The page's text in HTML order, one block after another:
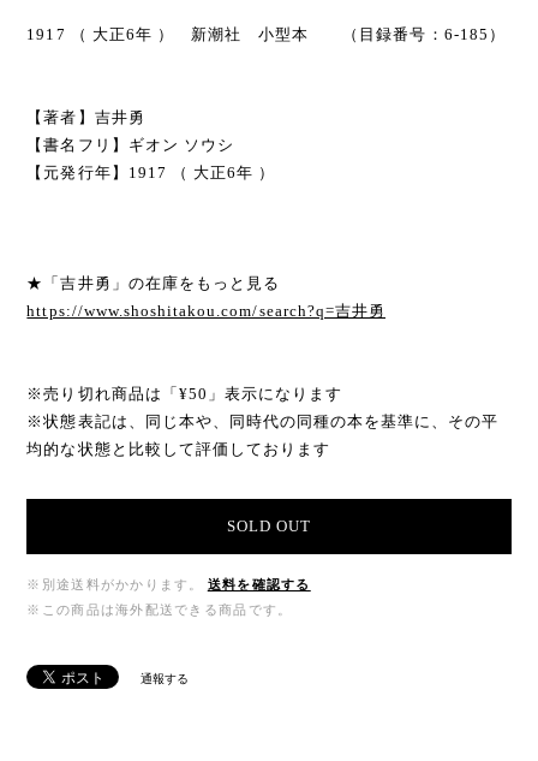
1917 （ 大正6年 ） 新潮社 小型本 （目録番号：6-185）
【著者】吉井勇
【書名フリ】ギオン ソウシ
【元発行年】1917 （ 大正6年 ）
★「吉井勇」の在庫をもっと見る
https://www.shoshitakou.com/search?q=吉井勇
※売り切れ商品は「¥50」表示になります
※状態表記は、同じ本や、同時代の同種の本を基準に、その平
均的な状態と比較して評価しております
SOLD OUT
※別途送料がかかります。
送料を確認する
※この商品は海外配送できる商品です。
通報する